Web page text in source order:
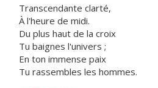
Transcendante clarté,
À l'heure de midi.
Du plus haut de la croix
Tu baignes l'univers ;
En ton immense paix
Tu rassembles les hommes.